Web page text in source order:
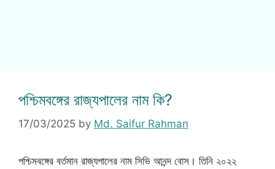
পশ্চিমবঙ্গের রাজ্যপালের নাম কি?
17/03/2025 by Md. Saifur Rahman
পশ্চিমবঙ্গের বর্তমান রাজ্যপালের নাম সিভি আনন্দ বোস। তিনি ২০২২